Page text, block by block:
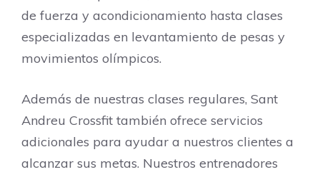
de fuerza y ​​acondicionamiento hasta clases
especializadas en levantamiento de pesas y
movimientos olímpicos.
Además de nuestras clases regulares, Sant
Andreu Crossfit también ofrece servicios
adicionales para ayudar a nuestros clientes a
alcanzar sus metas. Nuestros entrenadores